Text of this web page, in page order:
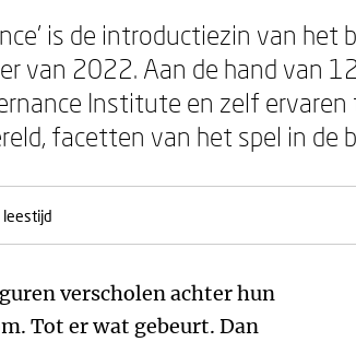
is de introductiezin van het
van 2022. Aan de hand van
Institute en zelf
facetten van het spel in de
leestijd
verscholen achter hun
Tot er wat gebeurt. Dan